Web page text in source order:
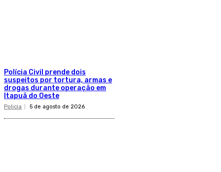
Polícia Civil prende dois
suspeitos por tortura, armas e
drogas durante operação em
Itapuã do Oeste
Policia 5 de agosto de 2026